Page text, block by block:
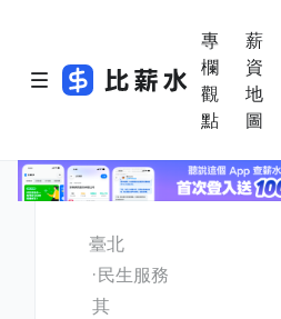
專
欄
觀
點
薪
資
地
圖
臺北
民生服務
其